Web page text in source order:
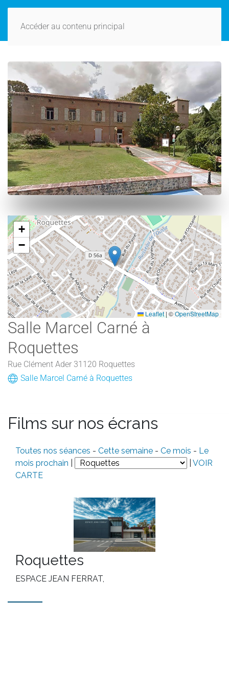
Accéder au contenu principal
+
−
Leaflet | ©OpenStreetMap
Salle Marcel Carné à
Roquettes
Rue Clément Ader 31120 Roquettes
Salle Marcel Carné à Roquettes